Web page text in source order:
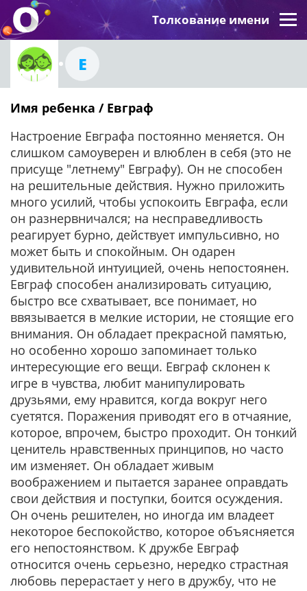
Толкование имени
Е
Имя ребенка / Евграф
Настроение Евграфа постоянно меняется. Он
слишком самоуверен и влюблен в себя (это не
присуще "летнему" Евграфу). Он не способен
на решительные действия. Нужно приложить
много усилий, чтобы успокоить Евграфа, если
он разнервничался; на несправедливость
реагирует бурно, действует импульсивно, но
может быть и спокойным. Он одарен
удивительной интуицией, очень непостоянен.
Евграф способен анализировать ситуацию,
быстро все схватывает, все понимает, но
ввязывается в мелкие истории, не стоящие его
внимания. Он обладает прекрасной памятью,
но особенно хорошо запоминает только
интересующие его вещи. Евграф склонен к
игре в чувства, любит манипулировать
друзьями, ему нравится, когда вокруг него
суетятся. Поражения приводят его в отчаяние,
которое, впрочем, быстро проходит. Он тонкий
ценитель нравственных принципов, но часто
им изменяет. Он обладает живым
воображением и пытается заранее оправдать
свои действия и поступки, боится осуждения.
Он очень решителен, но иногда им владеет
некоторое беспокойство, которое объясняется
его непостоянством. К дружбе Евграф
относится очень серьезно, нередко страстная
любовь перерастает у него в дружбу, что не